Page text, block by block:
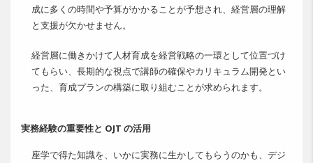
成に多くの時間や予算がかかることが予想され、経営層の理解
と支援が欠かせません。
経営層に働きかけて人材育成を経営戦略の一環として位置づけ
てもらい、長期的な視点で講師の確保やカリキュラム開発とい
った、育成プランの構築に取り組むことが求められます。
実務経験の重要性と OJT の活用
座学で得た知識を、いかに実務に生かしてもらうのかも、デジ